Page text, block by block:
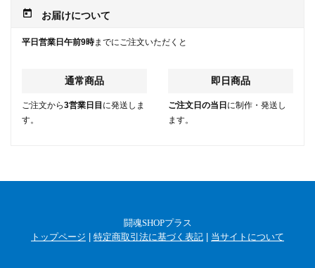
today お届けについて
平日営業日午前9時までにご注文いただくと
通常商品
ご注文から3営業日目 に発送しま
す。
即日商品
ご注文日の当日 に制作・発送し
ます。
闘魂SHOPプラス
トップページ
特定商取引法に基づく表記 当サイトについて